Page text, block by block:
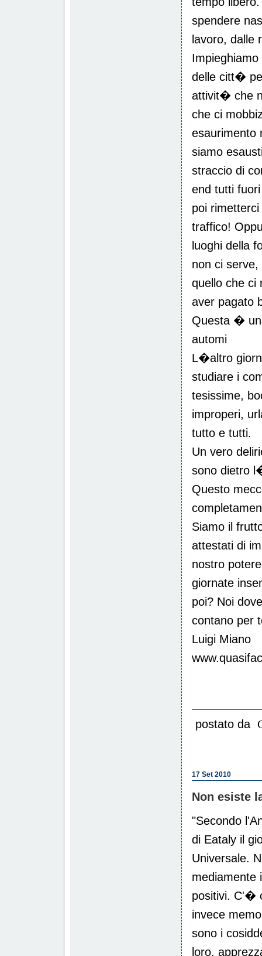
spendere
lavoro, dalle
delle citt�
attivit� che
che ci
esaurimento
siamo
straccio di
end tutti
poi
traffico!
luoghi della
non ci
quello che ci
aver pagato
Questa �
automi
L�altro
studiare i
tesissime,
improperi,
tutto e tutti.
Un vero
sono dietro
Questo
Siamo il
attestati di
nostro
giornate
poi? Noi
contano per
Luigi Miano
postato da
17 Set 2010
Non esiste
"Secondo
di Eataly il
Universale.
mediamente
positivi. C'�
invece
sono i
loro,